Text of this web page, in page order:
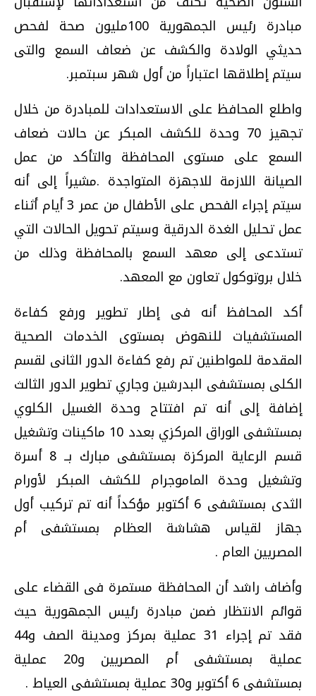
مبادرة رئيس الجمهورية 100مليون صحة لفحص
حديثي الولادة والكشف عن ضعاف السمع والتى
سيتم إطلاقها اعتباراً من أول شهر سبتمبر.
واطلع المحافظ على الاستعدادات للمبادرة من خلال
تجهيز 70 وحدة للكشف المبكر عن حالات ضعاف
السمع على مستوى المحافظة والتأكد من عمل
الصيانة اللازمة للاجهزة المتواجدة .مشيراً إلى أنه
سيتم إجراء الفحص على الأطفال من عمر 3 أيام أثناء
عمل تحليل الغدة الدرقية وسيتم تحويل الحالات التي
تستدعى إلى معهد السمع بالمحافظة وذلك من
خلال بروتوكول تعاون مع المعهد.
أكد المحافظ أنه فى إطار تطوير ورفع كفاءة
المستشفيات للنهوض بمستوى الخدمات الصحية
المقدمة للمواطنين تم رفع كفاءة الدور الثانى لقسم
الكلى بمستشفى البدرشين وجاري تطوير الدور الثالث
إضافة إلى أنه تم افتتاح وحدة الغسيل الكلوي
بمستشفى الوراق المركزي بعدد 10 ماكينات وتشغيل
قسم الرعاية المركزة بمستشفى مبارك بــ 8 أسرة
وتشغيل وحدة الماموجرام للكشف المبكر لأورام
الثدى بمستشفى 6 أكتوبر مؤكداً أنه تم تركيب أول
جهاز لقياس هشاشة العظام بمستشفى أم
المصريين العام .
وأضاف راشد أن المحافظة مستمرة فى القضاء على
قوائم الانتظار ضمن مبادرة رئيس الجمهورية حيث
فقد تم إجراء 31 عملية بمركز ومدينة الصف و44
عملية بمستشفى أم المصريين و20 عملية
بمستشفى 6 أكتوبر و30 عملية بمستشفى العياط .